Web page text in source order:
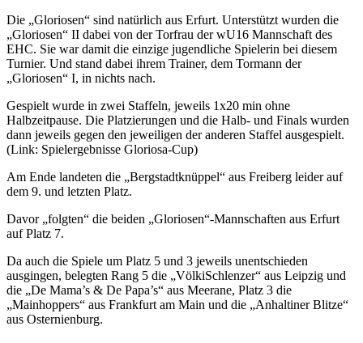
Die „Gloriosen“ sind natürlich aus Erfurt. Unterstützt wurden die
„Gloriosen“ II dabei von der Torfrau der wU16 Mannschaft des
EHC. Sie war damit die einzige jugendliche Spielerin bei diesem
Turnier. Und stand dabei ihrem Trainer, dem Tormann der
„Gloriosen“ I, in nichts nach.
Gespielt wurde in zwei Staffeln, jeweils 1x20 min ohne
Halbzeitpause. Die Platzierungen und die Halb- und Finals wurden
dann jeweils gegen den jeweiligen der anderen Staffel ausgespielt.
(Link: Spielergebnisse Gloriosa-Cup)
Am Ende landeten die „Bergstadtknüppel“ aus Freiberg leider auf
dem 9. und letzten Platz.
Davor „folgten“ die beiden „Gloriosen“-Mannschaften aus Erfurt
auf Platz 7.
Da auch die Spiele um Platz 5 und 3 jeweils unentschieden
ausgingen, belegten Rang 5 die „VölkiSchlenzer“ aus Leipzig und
die „De Mama’s & De Papa’s“ aus Meerane, Platz 3 die
„Mainhoppers“ aus Frankfurt am Main und die „Anhaltiner Blitze“
aus Osternienburg.